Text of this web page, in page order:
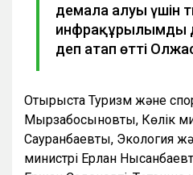
демала алуы үшін
инфрақұрылымды
деп атап өтті
Отырыста Туризм және
Мырзабосыновтың, Көлік
Сауранбаевтың, Экология
министрі Ерлан